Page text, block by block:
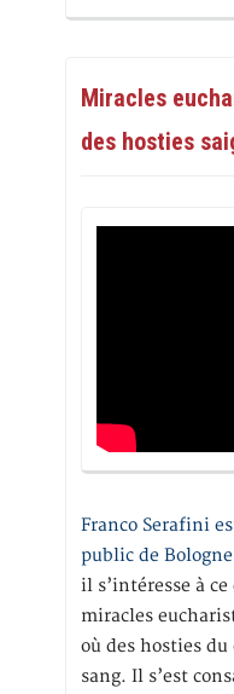
Miracles
des hosties
Franco Serafini
public de
il s’intéresse à
miracles
où des hosties
sang. Il s’est